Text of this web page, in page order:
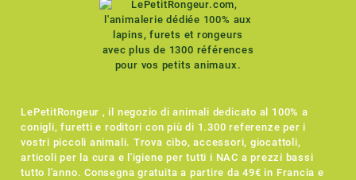
LePetitRongeur , il negozio di animali dedicato al 100% a
conigli, furetti e roditori con più di 1.300 referenze per i
vostri piccoli animali. Trova cibo, accessori, giocattoli,
articoli per la cura e l'igiene per tutti i NAC a prezzi bassi
tutto l'anno. Consegna gratuita a partire da 49€ in Francia e